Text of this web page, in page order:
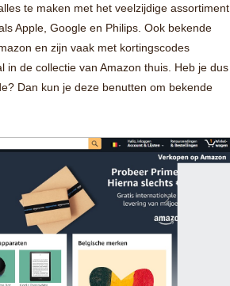
te maken met het veelzijdige assortiment
Apple, Google en Philips. Ook bekende
en zijn vaak met kortingscodes
de collectie van Amazon thuis. Heb je dus
Dan kun je deze benutten om bekende